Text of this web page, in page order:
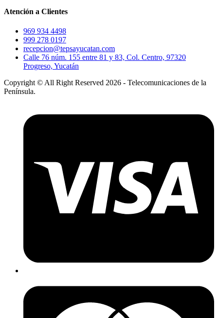
Atención a Clientes
969 934 4498
999 278 0197
recepcion@tepsayucatan.com
Calle 76 núm. 155 entre 81 y 83, Col. Centro, 97320
Progreso, Yucatán
Copyright © All Right Reserved 2026 - Telecomunicaciones de la
Península.